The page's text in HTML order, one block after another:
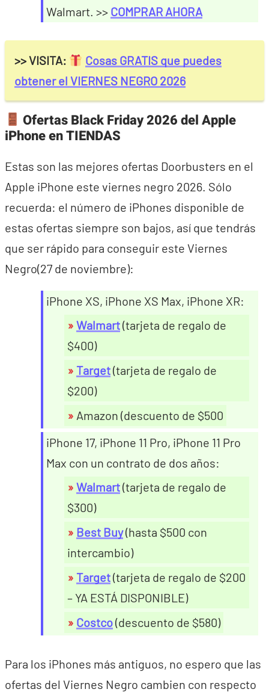
Walmart. >> COMPRAR AHORA
>> VISITA:
Cosas GRATIS que puedes
obtener el VIERNES NEGRO 2026
Ofertas Black Friday 2026 del Apple
iPhone en TIENDAS
Estas son las mejores ofertas Doorbusters en el
Apple iPhone este viernes negro 2026. Sólo
recuerda: el número de iPhones disponible de
estas ofertas siempre son bajos, así que tendrás
que ser rápido para conseguir este Viernes
Negro(27 de noviembre):
iPhone XS, iPhone XS Max, iPhone XR:
Walmart(tarjeta de regalo de
$400)
Target(tarjeta de regalo de
$200)
Amazon (descuento de $500
iPhone 17, iPhone 11 Pro, iPhone 11 Pro
Max con un contrato de dos años:
Walmart(tarjeta de regalo de
$300)
Best Buy(hasta $500 con
intercambio)
Target(tarjeta de regalo de $200
– YA ESTÁ DISPONIBLE)
Costco(descuento de $580)
Para los iPhones más antiguos, no espero que las
ofertas del Viernes Negro cambien con respecto